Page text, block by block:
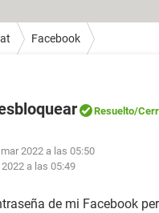
Facebook
Resuelto/
2022 a las 05:50
2022 a las 05:49
de mi Facebook